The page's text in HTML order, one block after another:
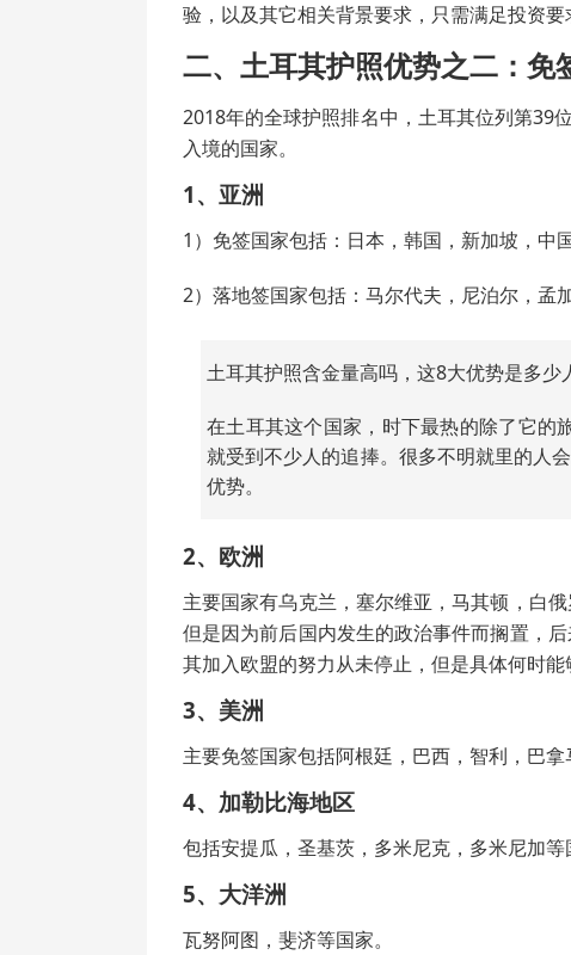
验，以及其它相关背景要求，只需满足投资要
二、土耳其护照优势之二：免
2018年的全球护照排名中，土耳其位列第39
入境的国家。
1、亚洲
1）免签国家包括：日本，韩国，新加坡，中
2）落地签国家包括：马尔代夫，尼泊尔，孟
土耳其护照含金量高吗，这8大优势是多少
在土耳其这个国家，时下最热的除了它的
就受到不少人的追捧。很多不明就里的人
优势。
2、欧洲
主要国家有乌克兰，塞尔维亚，马其顿，白
但是因为前后国内发生的政治事件而搁置，
其加入欧盟的努力从未停止，但是具体何时能
3、美洲
主要免签国家包括阿根廷，巴西，智利，巴拿
4、加勒比海地区
包括安提瓜，圣基茨，多米尼克，多米尼加等
5、大洋洲
瓦努阿图，斐济等国家。